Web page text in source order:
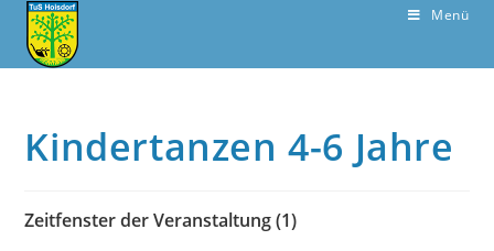
Menü
Kindertanzen 4-6 Jahre
Zeitfenster der Veranstaltung (1)